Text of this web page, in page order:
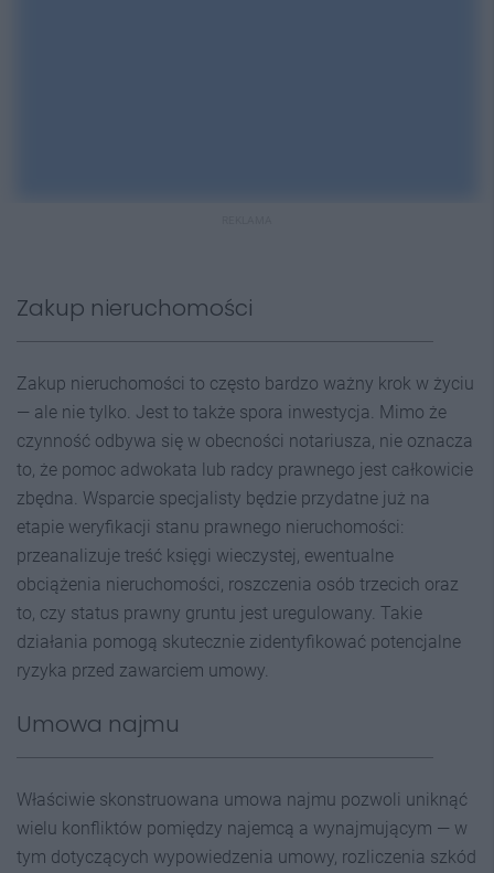
Zakup nieruchomości
Zakup nieruchomości to często bardzo ważny krok w życiu
— ale nie tylko. Jest to także spora inwestycja. Mimo że
czynność odbywa się w obecności notariusza, nie oznacza
to, że pomoc adwokata lub radcy prawnego jest całkowicie
zbędna. Wsparcie specjalisty będzie przydatne już na
etapie weryfikacji stanu prawnego nieruchomości:
przeanalizuje treść księgi wieczystej, ewentualne
obciążenia nieruchomości, roszczenia osób trzecich oraz
to, czy status prawny gruntu jest uregulowany. Takie
działania pomogą skutecznie zidentyfikować potencjalne
ryzyka przed zawarciem umowy.
Umowa najmu
Właściwie skonstruowana umowa najmu pozwoli uniknąć
wielu konfliktów pomiędzy najemcą a wynajmującym — w
tym dotyczących wypowiedzenia umowy, rozliczenia szkód